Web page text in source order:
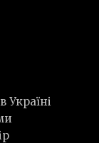
Україні